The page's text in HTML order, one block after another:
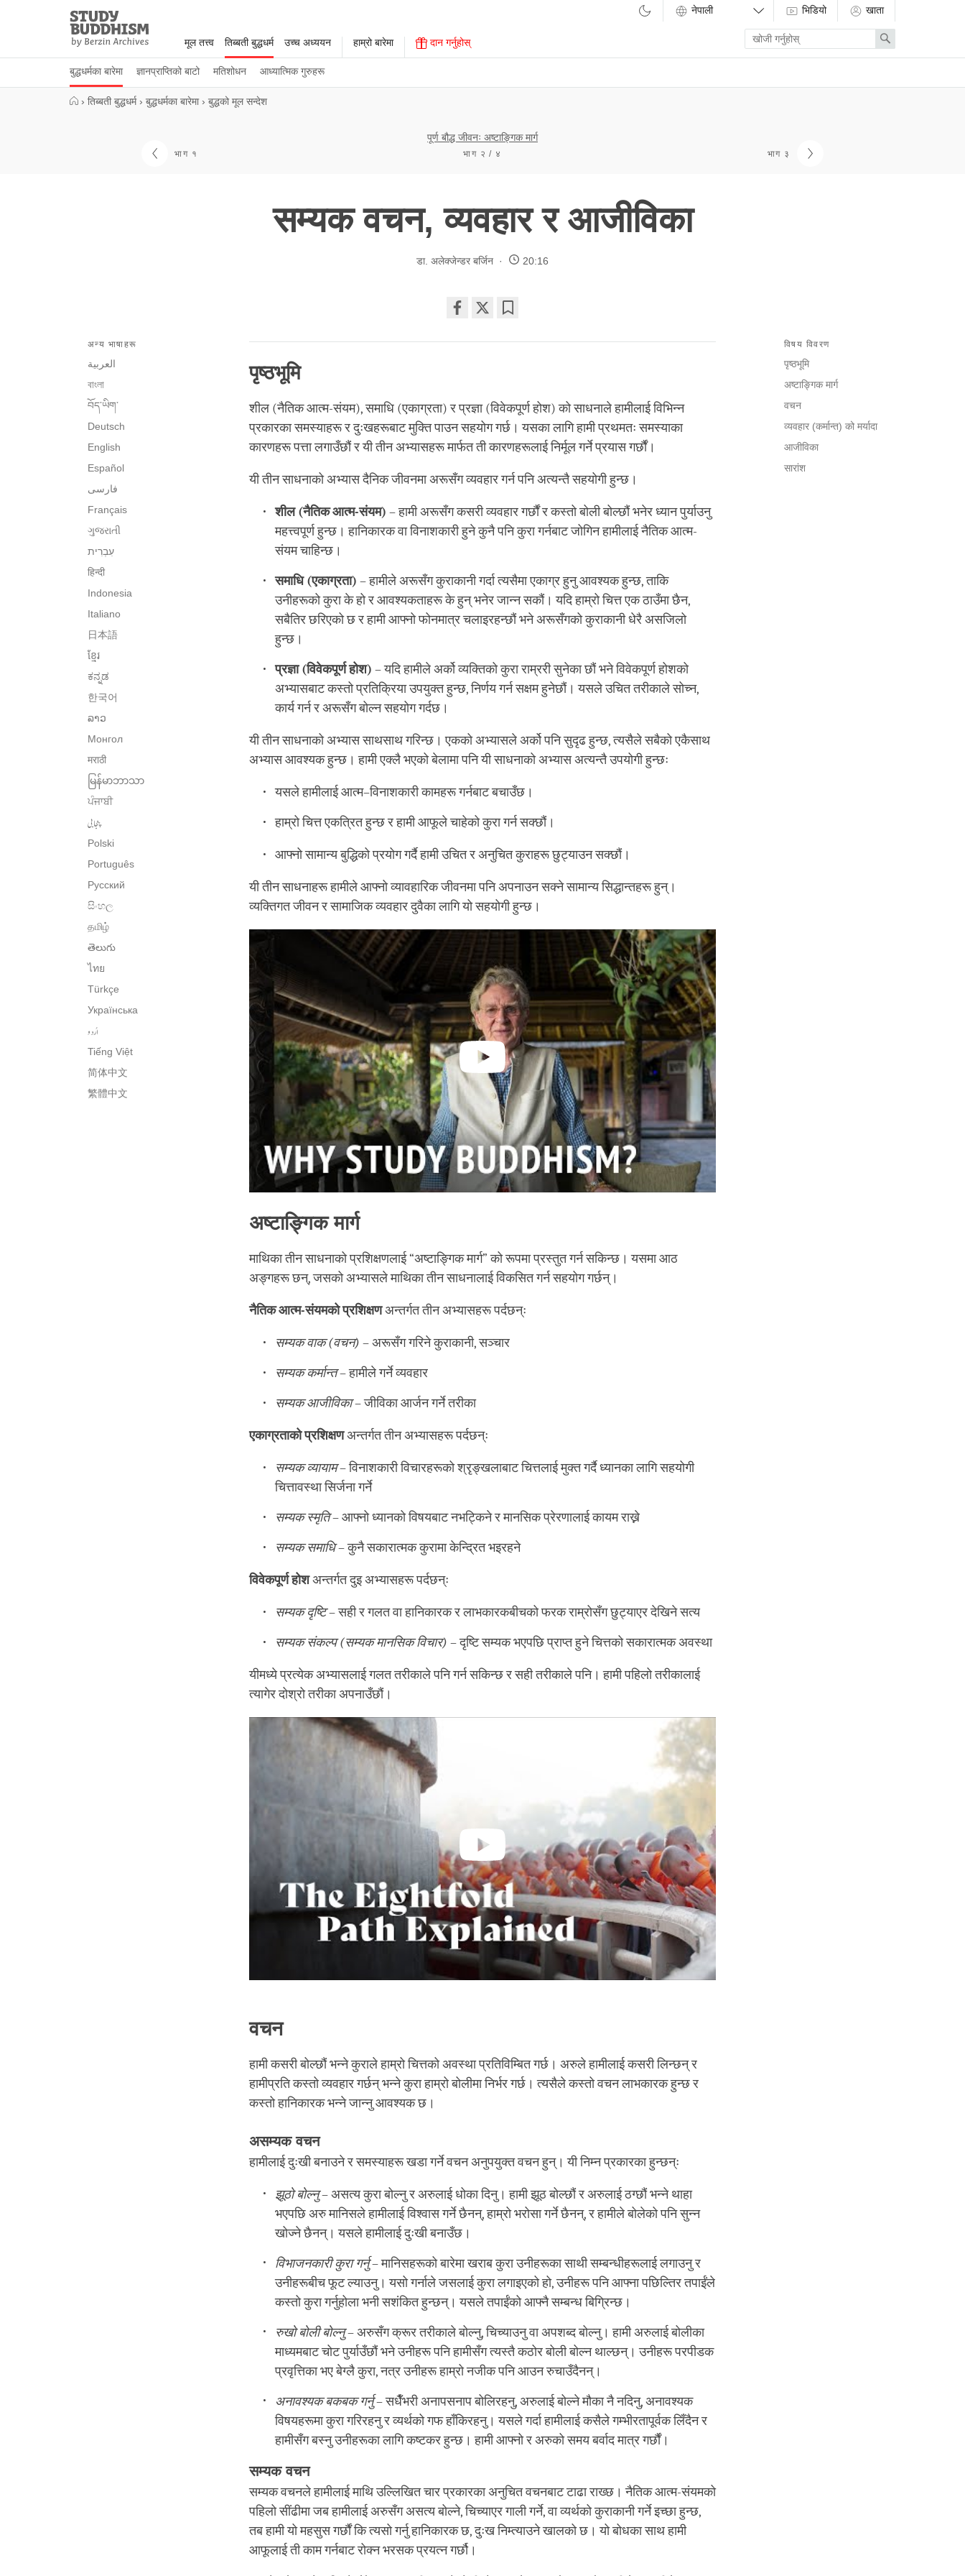
Study
Buddhism
Home
मूल तत्त्व तिब्बती बुद्धधर्म
बुद्धधर्मका बारेमा ज्ञानप्राप्तिको बाटो मतिशोधन आध्यात्मिक गुरुहरू
उच्च अध्ययन हाम्रो बारेमा दान गर्नुहोस्
भिडियो खाता
Enter
search
term
Search
› तिब्बती बुद्धधर्म › बुद्धधर्मका बारेमा › बुद्धको मूल सन्देश
भाग १
पूर्ण बौद्ध जीवनः अष्टाङ्गिक मार्ग
भाग २ / ४ भाग ३
सम्यक वचन, व्यवहार र आजीविका
डा. अलेक्जेन्डर बर्जिन 20:16
on
विषय विवरण
पृष्ठभूमि
अष्टाङ्गिक मार्ग
वचन
व्यवहार (कर्मान्त) को मर्यादा
आजीविका
सारांश
अन्य भाषाहरू
العربية
বাংলা
བོད་ཡིག་
Deutsch
English
Español
فارسی
Français
ગુજરાતી
हिन्दी
Indonesia
Italiano
日本語
ខ្មែរ
ಕನ್ನಡ
한국어
ລາວ
Монгол
मराठी
မြန်မာဘာသာ
ਪੰਜਾਬੀ
پنجابی
Polski
Português
Русский
සිංහල
தமிழ்
తెలుగు
ไทย
Türkçe
Українська
اُردو
Tiếng Việt
简体中文
繁體中文
पृष्ठभूमि
शील (नैतिक आत्म-संयम), समाधि (एकाग्रता) र प्रज्ञा (विवेकपूर्ण होश) को साधनाले हामीलाई विभिन्न
प्रकारका समस्याहरू र दुःखहरूबाट मुक्ति पाउन सहयोग गर्छ। यसका लागि हामी प्रथमतः समस्याका
कारणहरू पत्ता लगाउँछौं र यी तीन अभ्यासहरू मार्फत ती कारणहरूलाई निर्मूल गर्ने प्रयास गर्छौं।
यी तीन साधनाको अभ्यास दैनिक जीवनमा अरूसँग व्यवहार गर्न पनि अत्यन्तै सहयोगी हुन्छ।
शील(नैतिक आत्म-संयम) – हामी अरूसँग कसरी व्यवहार गर्छौं र कस्तो बोली बोल्छौं भनेर ध्यान पुर्याउनु
महत्त्वपूर्ण हुन्छ। हानिकारक वा विनाशकारी हुने कुनै पनि कुरा गर्नबाट जोगिन हामीलाई नैतिक आत्म-
संयम चाहिन्छ।
समाधि(एकाग्रता) – हामीले अरूसँग कुराकानी गर्दा त्यसैमा एकाग्र हुनु आवश्यक हुन्छ, ताकि
उनीहरूको कुरा के हो र आवश्यकताहरू के हुन् भनेर जान्न सकौं। यदि हाम्रो चित्त एक ठाउँमा छैन,
सबैतिर छरिएको छ र हामी आफ्नो फोनमात्र चलाइरहन्छौं भने अरूसँगको कुराकानी धेरै असजिलो
हुन्छ।
प्रज्ञा(विवेकपूर्ण होश) – यदि हामीले अर्को व्यक्तिको कुरा राम्ररी सुनेका छौं भने विवेकपूर्ण होशको
अभ्यासबाट कस्तो प्रतिक्रिया उपयुक्त हुन्छ, निर्णय गर्न सक्षम हुनेछौं। यसले उचित तरीकाले सोच्न,
कार्य गर्न र अरूसँग बोल्न सहयोग गर्दछ।
यी तीन साधनाको अभ्यास साथसाथ गरिन्छ। एकको अभ्यासले अर्को पनि सुदृढ हुन्छ, त्यसैले सबैको एकैसाथ
अभ्यास आवश्यक हुन्छ। हामी एक्लै भएको बेलामा पनि यी साधनाको अभ्यास अत्यन्तै उपयोगी हुन्छः
यसले हामीलाई आत्म–विनाशकारी कामहरू गर्नबाट बचाउँछ।
हाम्रो चित्त एकत्रित हुन्छ र हामी आफूले चाहेको कुरा गर्न सक्छौं।
आफ्नो सामान्य बुद्धिको प्रयोग गर्दै हामी उचित र अनुचित कुराहरू छुट्याउन सक्छौं।
यी तीन साधनाहरू हामीले आफ्नो व्यावहारिक जीवनमा पनि अपनाउन सक्ने सामान्य सिद्धान्तहरू हुन्।
व्यक्तिगत जीवन र सामाजिक व्यवहार दुवैका लागि यो सहयोगी हुन्छ।
अष्टाङ्गिक मार्ग
माथिका तीन साधनाको प्रशिक्षणलाई “अष्टाङ्गिक मार्ग” को रूपमा प्रस्तुत गर्न सकिन्छ। यसमा आठ
अङ्गहरू छन्, जसको अभ्यासले माथिका तीन साधनालाई विकसित गर्न सहयोग गर्छन्।
नैतिक आत्म-संयमको प्रशिक्षणअन्तर्गत तीन अभ्यासहरू पर्दछन्ः
सम्यक वाक(वचन) – अरूसँग गरिने कुराकानी, सञ्चार
सम्यक कर्मान्त– हामीले गर्ने व्यवहार
सम्यक आजीविका– जीविका आर्जन गर्ने तरीका
एकाग्रताको प्रशिक्षणअन्तर्गत तीन अभ्यासहरू पर्दछन्ः
सम्यक व्यायाम– विनाशकारी विचारहरूको श्रृङ्खलाबाट चित्तलाई मुक्त गर्दै ध्यानका लागि सहयोगी
चित्तावस्था सिर्जना गर्ने
सम्यक स्मृति– आफ्नो ध्यानको विषयबाट नभट्किने र मानसिक प्रेरणालाई कायम राख्ने
सम्यक समाधि– कुनै सकारात्मक कुरामा केन्द्रित भइरहने
विवेकपूर्ण होशअन्तर्गत दुइ अभ्यासहरू पर्दछन्ः
सम्यक दृष्टि– सही र गलत वा हानिकारक र लाभकारकबीचको फरक राम्रोसँग छुट्याएर देखिने सत्य
सम्यक संकल्प (सम्यकमानसिकविचार) – दृष्टि सम्यक भएपछि प्राप्त हुने चित्तको सकारात्मक अवस्था
यीमध्ये प्रत्येक अभ्यासलाई गलत तरीकाले पनि गर्न सकिन्छ र सही तरीकाले पनि। हामी पहिलो तरीकालाई
त्यागेर दोश्रो तरीका अपनाउँछौं।
वचन
हामी कसरी बोल्छौं भन्ने कुराले हाम्रो चित्तको अवस्था प्रतिविम्बित गर्छ। अरुले हामीलाई कसरी लिन्छन् र
हामीप्रति कस्तो व्यवहार गर्छन् भन्ने कुरा हाम्रो बोलीमा निर्भर गर्छ। त्यसैले कस्तो वचन लाभकारक हुन्छ र
कस्तो हानिकारक भन्ने जान्नु आवश्यक छ।
असम्यक वचन
हामीलाई दुःखी बनाउने र समस्याहरू खडा गर्ने वचन अनुपयुक्त वचन हुन्। यी निम्न प्रकारका हुन्छन्ः
झूठो बोल्नु– असत्य कुरा बोल्नु र अरुलाई धोका दिनु। हामी झूठ बोल्छौं र अरुलाई ठग्छौं भन्ने थाहा
भएपछि अरु मानिसले हामीलाई विश्वास गर्ने छैनन्, हाम्रो भरोसा गर्ने छैनन्, र हामीले बोलेको पनि सुन्न
खोज्ने छैनन्। यसले हामीलाई दुःखी बनाउँछ।
विभाजनकारी कुरा गर्नु– मानिसहरूको बारेमा खराब कुरा उनीहरूका साथी सम्बन्धीहरूलाई लगाउनु र
उनीहरूबीच फूट ल्याउनु। यसो गर्नाले जसलाई कुरा लगाइएको हो, उनीहरू पनि आफ्ना पछिल्तिर तपाईंले
कस्तो कुरा गर्नुहोला भनी सशंकित हुन्छन्। यसले तपाईंको आफ्नै सम्बन्ध बिग्रिन्छ।
रुखो बोली बोल्नु– अरुसँग क्रूर तरीकाले बोल्नु, चिच्याउनु वा अपशब्द बोल्नु। हामी अरुलाई बोलीका
माध्यमबाट चोट पुर्याउँछौं भने उनीहरू पनि हामीसँग त्यस्तै कठोर बोली बोल्न थाल्छन्। उनीहरू परपीडक
प्रवृत्तिका भए बेग्लै कुरा, नत्र उनीहरू हाम्रो नजीक पनि आउन रुचाउँदैनन्।
अनावश्यक बकबक गर्नु– सधैँभरी अनापसनाप बोलिरहनु, अरुलाई बोल्ने मौका नै नदिनु, अनावश्यक
विषयहरूमा कुरा गरिरहनु र व्यर्थको गफ हाँकिरहनु। यसले गर्दा हामीलाई कसैले गम्भीरतापूर्वक लिँदैन र
हामीसँग बस्नु उनीहरूका लागि कष्टकर हुन्छ। हामी आफ्नो र अरुको समय बर्वाद मात्र गर्छौं।
सम्यक वचन
सम्यक वचनले हामीलाई माथि उल्लिखित चार प्रकारका अनुचित वचनबाट टाढा राख्छ। नैतिक आत्म-संयमको
पहिलो सींढीमा जब हामीलाई अरुसँग असत्य बोल्ने, चिच्याएर गाली गर्ने, वा व्यर्थको कुराकानी गर्ने इच्छा हुन्छ,
तब हामी यो महसुस गर्छौं कि त्यसो गर्नु हानिकारक छ, दुःख निम्त्याउने खालको छ। यो बोधका साथ हामी
आफूलाई ती काम गर्नबाट रोक्न भरसक प्रयत्न गर्छौ।